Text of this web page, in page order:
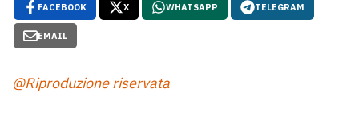
FACEBOOK X WHATSAPP TELEGRAM
EMAIL
@Riproduzione riservata